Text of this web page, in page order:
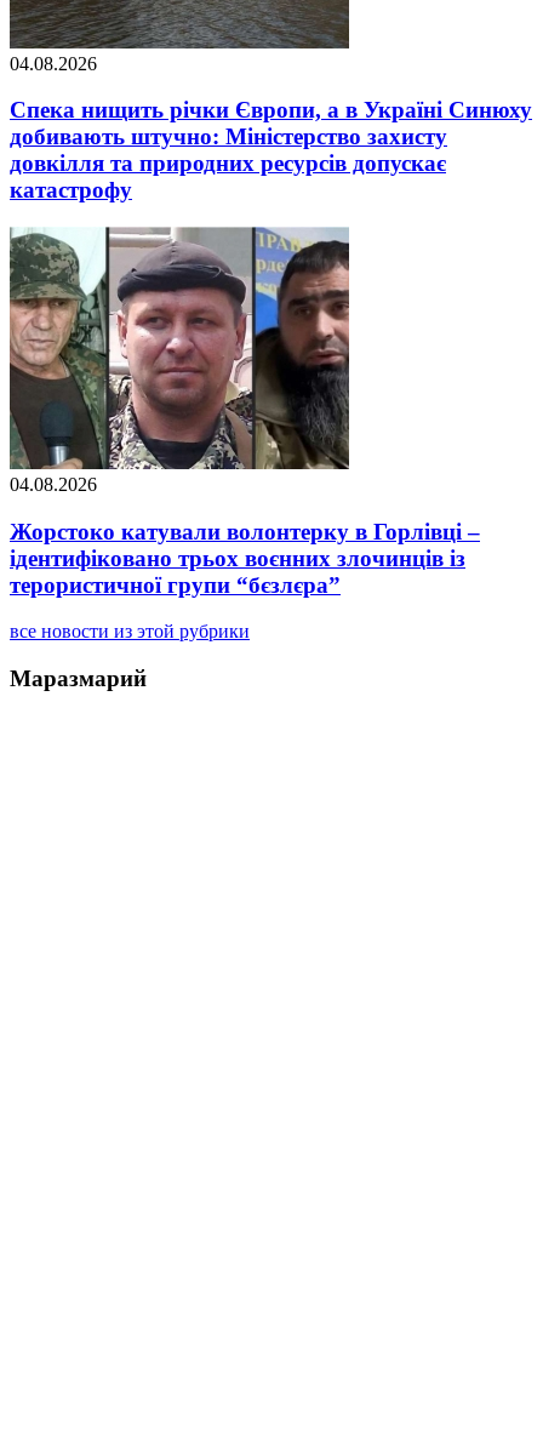
04.08.2026
Спека нищить річки Європи, а в Україні Синюху
добивають штучно: Міністерство захисту
довкілля та природних ресурсів допускає
катастрофу
04.08.2026
Жорстоко катували волонтерку в Горлівці –
ідентифіковано трьох воєнних злочинців із
терористичної групи “бєзлєра”
все новости из этой рубрики
Маразмарий